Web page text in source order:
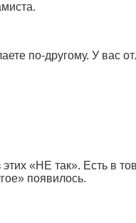
по-другому. У
«НЕ так». Есть в
появилось.